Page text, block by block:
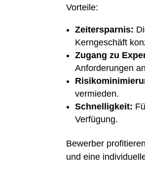
Vorteile:
Zeitersparnis:
Kerngeschäft
Zugang zu
Anforderungen
vermieden.
Schnelligkeit:
Verfügung.
Bewerber
und eine